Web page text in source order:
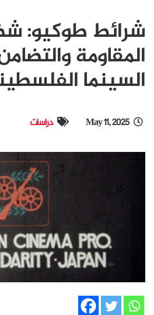
شرائط طوكيو:
المقاومة
السينما
May 11, 2025 دراسات